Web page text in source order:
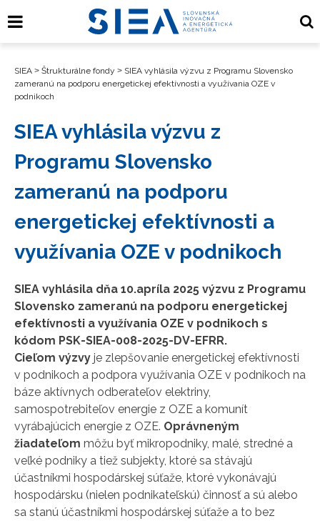
SIEA > Štrukturálne fondy > SIEA vyhlásila výzvu z Programu Slovensko
zameranú na podporu energetickej efektívnosti a využívania OZE v
podnikoch
SIEA vyhlásila výzvu z
Programu Slovensko
zameranú na podporu
energetickej efektívnosti a
využívania OZE v podnikoch
SIEA vyhlásila dňa 10.apríla 2025 výzvu z Programu
Slovensko zameranú na podporu energetickej
efektívnosti a využívania OZE v podnikoch s
kódom PSK-SIEA-008-2025-DV-EFRR.
Cieľom výzvy je zlepšovanie energetickej efektívnosti
v podnikoch a podpora využívania OZE v podnikoch na
báze aktívnych odberateľov elektriny,
samospotrebiteľov energie z OZE a komunít
vyrábajúcich energie z OZE. Oprávneným
žiadateľom môžu byť mikropodniky, malé, stredné a
veľké podniky a tiež subjekty, ktoré sa stávajú
účastníkmi hospodárskej súťaže, ktoré vykonávajú
hospodársku (nielen podnikateľskú) činnosť a sú alebo
sa stanú účastníkmi hospodárskej súťaže a to bez